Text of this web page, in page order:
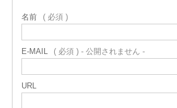
名前 ( 必須 )
E-MAIL ( 必須 ) - 公開されません -
URL